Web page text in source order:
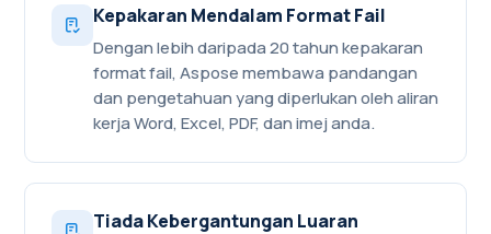
Kepakaran Mendalam Format Fail
Dengan lebih daripada 20 tahun kepakaran
format fail, Aspose membawa pandangan
dan pengetahuan yang diperlukan oleh aliran
kerja Word, Excel, PDF, dan imej anda.
Tiada Kebergantungan Luaran